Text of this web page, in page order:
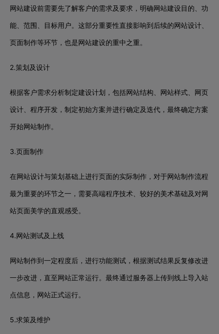
网站建设前需要先了解客户的需求及要求，明确网站建设目的、功
能、范围、目标用户。这部分重要性直接影响到后续的网站设计、
页面制作等环节，也是网站建设的重中之重。
2.策划及设计
根据客户需求分析制定建设计划，包括网站结构、网站样式、网页
设计、程序开发，制定初始方案并进行确定及迭代，最终确定方案
开始网站制作。
3.页面制作
在网站设计与策划基础上进行页面的实际制作，对于网站制作流程
最为重要的环节之一，需要高端程序技术、较好的美术基础及对网
站页面美学的直观感受。
4.网站测试及上线
网站制作到一定程度后，进行功能测试，根据测试结果反复修改进
一步改进，直至网站正常运行。最终通过服务器上传到线上导入站
点信息，网站正式运行。
5.求策及维护